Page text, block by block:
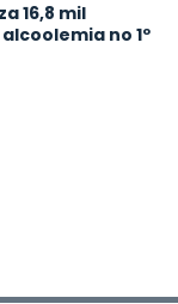
16,8 mil
no 1º